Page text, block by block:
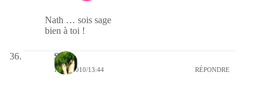
Nath … sois sage
bien à toi !
S
14/02/2010/13:44 RÉPONDRE